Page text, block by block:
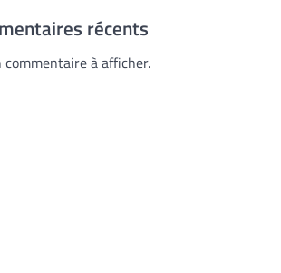
récents
commentaire à afficher.